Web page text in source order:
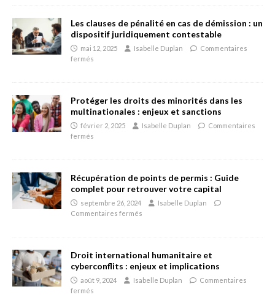
Les clauses de pénalité en cas de démission : un
dispositif juridiquement contestable
mai 12, 2025 Isabelle Duplan
Commentaires
fermés
Protéger les droits des minorités dans les
multinationales : enjeux et sanctions
février 2, 2025 Isabelle Duplan
Commentaires
fermés
Récupération de points de permis : Guide
complet pour retrouver votre capital
septembre 26, 2024
Isabelle Duplan
Commentaires fermés
Droit international humanitaire et
cyberconflits : enjeux et implications
août 9, 2024 Isabelle Duplan
Commentaires
fermés